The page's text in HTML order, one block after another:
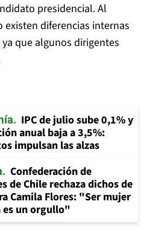
presidencial. Al
diferencias internas
que algunos dirigentes
IPC de julio sube 0,1% y
anual baja a 3,5%:
impulsan las alzas
Confederación de
de Chile rechaza dichos de
Camila Flores: "Ser mujer
es un orgullo"